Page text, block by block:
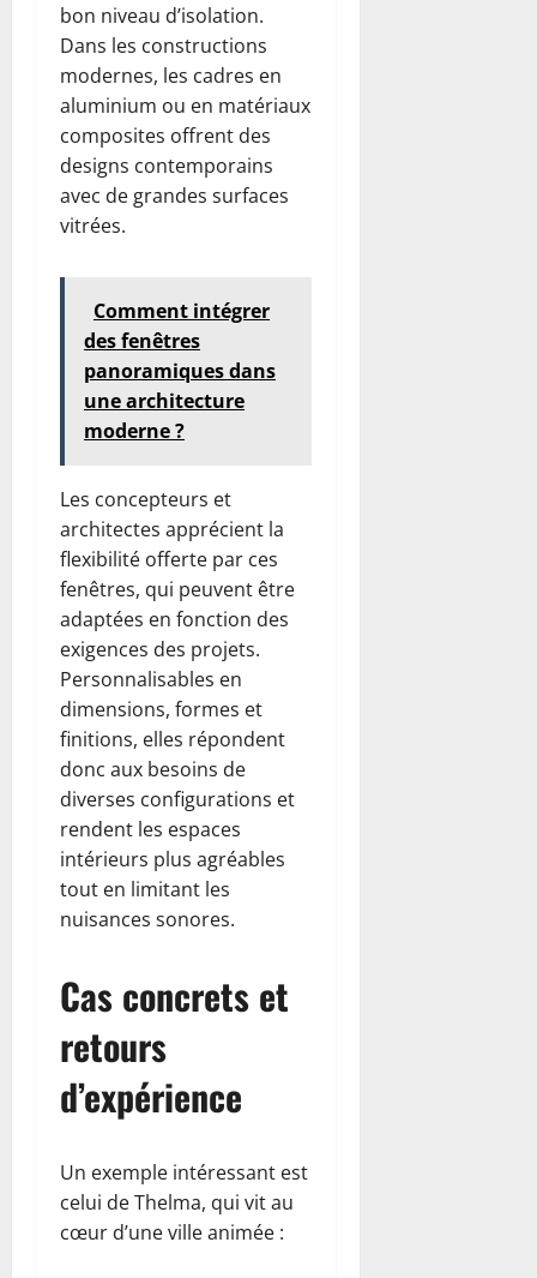
bon niveau d’isolation.
Dans les constructions
modernes, les cadres en
aluminium ou en matériaux
composites offrent des
designs contemporains
avec de grandes surfaces
vitrées.
Comment intégrer
des fenêtres
panoramiques dans
une architecture
moderne ?
Les concepteurs et
architectes apprécient la
flexibilité offerte par ces
fenêtres, qui peuvent être
adaptées en fonction des
exigences des projets.
Personnalisables en
dimensions, formes et
finitions, elles répondent
donc aux besoins de
diverses configurations et
rendent les espaces
intérieurs plus agréables
tout en limitant les
nuisances sonores.
Cas concrets et
retours
d’expérience
Un exemple intéressant est
celui de Thelma, qui vit au
cœur d’une ville animée :